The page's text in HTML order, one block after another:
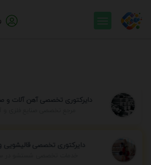
دایرکتوری تخصصی آهن آلات و
مرجع تخصصی صنایع فلزی
دایرکتوری تخصصی قالیشویی